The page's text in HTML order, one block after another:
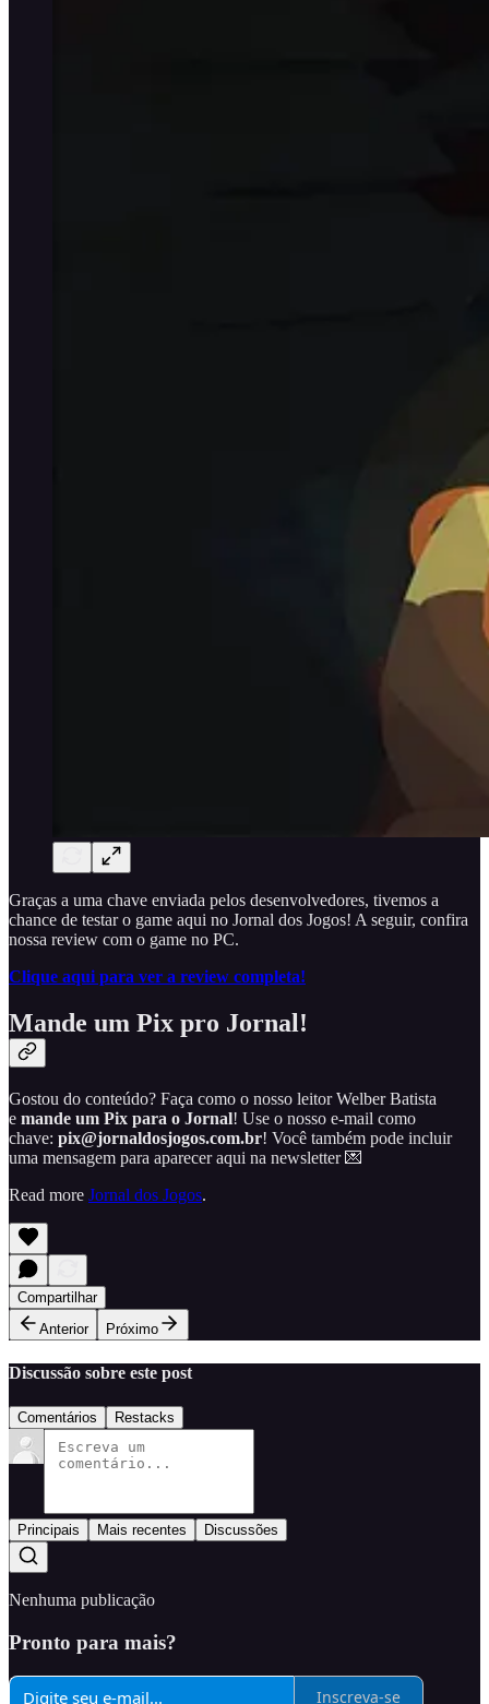
Graças a uma chave enviada pelos desenvolvedores, tivemos a
chance de testar o game aqui no Jornal dos Jogos! A seguir, confira
nossa review com o game no PC.
Clique aqui para ver a review completa!
Mande um Pix pro Jornal!
Gostou do conteúdo? Faça como o nosso leitor Welber Batista
e mande um Pix para o Jornal! Use o nosso e-mail como
chave: pix@jornaldosjogos.com.br! Você também pode incluir
uma mensagem para aparecer aqui na newsletter 💌
Read more Jornal dos Jogos.
Compartilhar
Anterior
Próximo
Discussão sobre este post
Comentários Restacks
Principais Mais recentes Discussões
Nenhuma publicação
Pronto para mais?
Inscreva-se